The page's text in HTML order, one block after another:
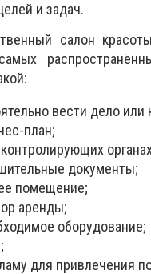
и задач.
салон
вести дело или
план;
документы;
помещение;
аренды;
оборудование;
для привлечения